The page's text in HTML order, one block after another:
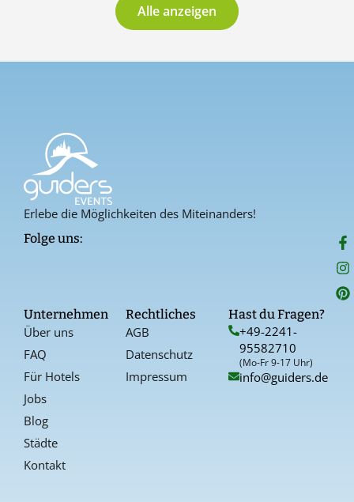
Alle anzeigen
Erlebe die Möglichkeiten des Miteinanders!
Folge uns: F
a
c
e
b
I
n
s
t
a
P
i
n
t
e
Unternehmen
Über uns
FAQ
Für Hotels
Jobs
Blog
Städte
Kontakt
Rechtliches
AGB
Datenschutz
Impressum
Hast du Fragen?
+49-2241-
95582710
(Mo-Fr 9-17 Uhr)
info@guiders.de